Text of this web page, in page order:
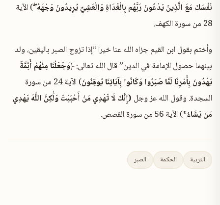
نَفْسَكَ مَعَ الَّذِينَ يَدْعُونَ رَبَّهُم بِالْغَدَاةِ وَالْعَشِيِّ يُرِيدُونَ وَجْهَهُ ۖ) الآية
28 من سورة الكهف.
وأختم بقول ابن القيم جزاه الله عنا خيرا “إذا تزوج الصبر باليقين، ولد
بينهما حصول الإمامة في الدين” قال الله تعالى: ﴿وَجَعَلْنَا مِنْهُمْ أَئِمَّةً
يَهْدُونَ بِأَمْرِنَا لَمَّا صَبَرُوا وَكَانُوا بِآيَاتِنَا يُوقِنُونَ
) الآية 24 من سورة
السجدة. وقول الله عز وجل (إِنَّكَ لَا تَهْدِي مَنْ أَحْبَبْتَ وَلَٰكِنَّ اللَّهَ يَهْدِي
مَن يَشَاءُ ۚ) الآية 56 من سورة القصص.
التربية الحكمة الصبر